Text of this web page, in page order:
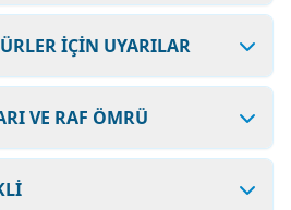
İÇİN UYARILAR
VE RAF ÖMRÜ